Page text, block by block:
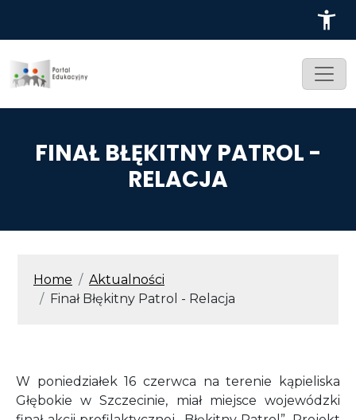
FINAŁ BŁĘKITNY PATROL -
RELACJA
ŚCIEŻKA NAWIGACYJNA
Home
Aktualności
Finał Błękitny Patrol - Relacja
W poniedziałek 16 czerwca na terenie kąpieliska
Głębokie w Szczecinie, miał miejsce wojewódzki